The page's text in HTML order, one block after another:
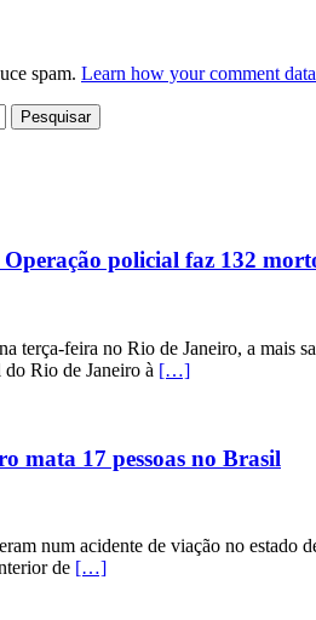
spam. Learn how your comment
policial faz 132
terça-feira no Rio de Janeiro, a mais
Rio de Janeiro à […]
mata 17 pessoas no Brasil
num acidente de viação no estado
de […]